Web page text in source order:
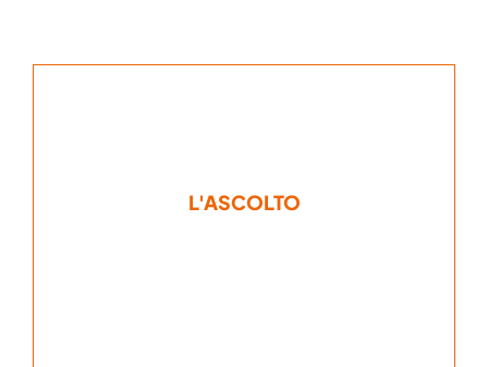
L'ASCOLTO
condiviso con noi la sua problematica sta a